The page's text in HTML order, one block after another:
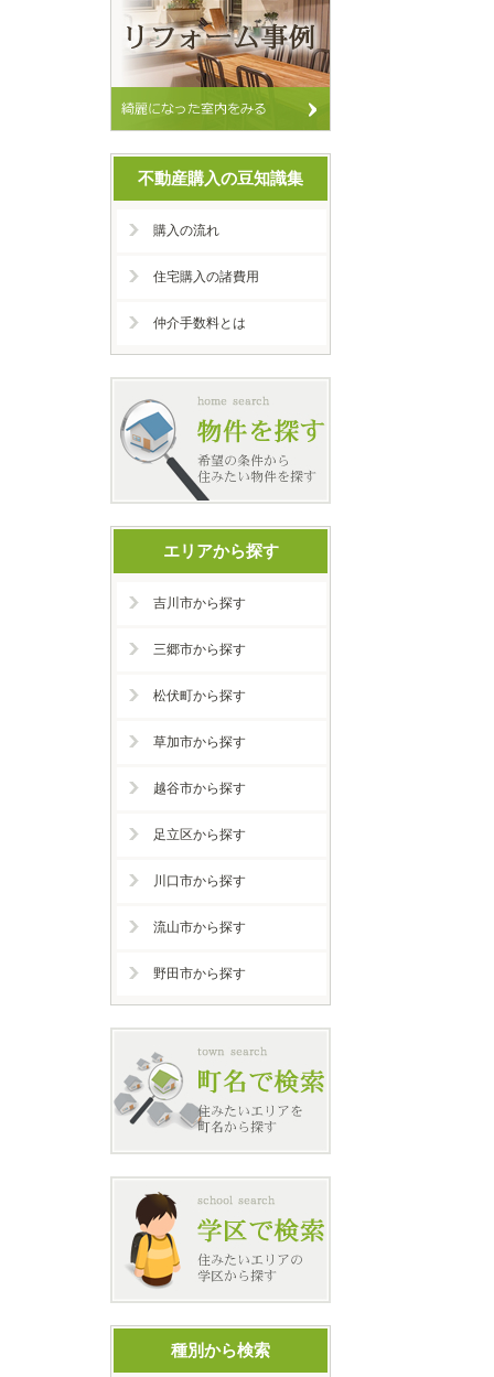
不動産購入の豆知識集
購入の流れ
住宅購入の諸費用
仲介手数料とは
エリアから探す
吉川市から探す
三郷市から探す
松伏町から探す
草加市から探す
越谷市から探す
足立区から探す
川口市から探す
流山市から探す
野田市から探す
種別から検索